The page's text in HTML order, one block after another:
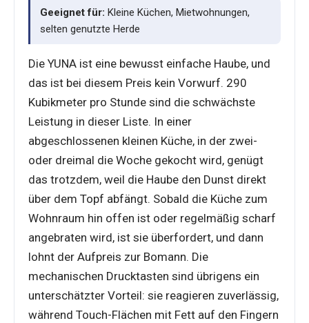
Geeignet für: Kleine Küchen, Mietwohnungen,
selten genutzte Herde
Die YUNA ist eine bewusst einfache Haube, und
das ist bei diesem Preis kein Vorwurf. 290
Kubikmeter pro Stunde sind die schwächste
Leistung in dieser Liste. In einer
abgeschlossenen kleinen Küche, in der zwei-
oder dreimal die Woche gekocht wird, genügt
das trotzdem, weil die Haube den Dunst direkt
über dem Topf abfängt. Sobald die Küche zum
Wohnraum hin offen ist oder regelmäßig scharf
angebraten wird, ist sie überfordert, und dann
lohnt der Aufpreis zur Bomann. Die
mechanischen Drucktasten sind übrigens ein
unterschätzter Vorteil: sie reagieren zuverlässig,
während Touch-Flächen mit Fett auf den Fingern